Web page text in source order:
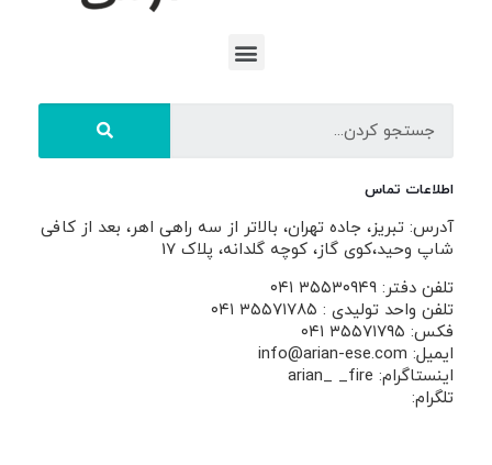
اطلاعات تماس
آدرس: تبریز، جاده تهران، بالاتر از سه راهی اهر، بعد از کافی
شاپ وحید،کوی گاز، کوچه گلدانه، پلاک 17
تلفن دفتر: ۳۵۵۳۰۹۴۹ ۰۴۱
تلفن واحد تولیدی : ۳۵۵۷۱۷۸۵ ۰۴۱
فکس: ۳۵۵۷۱۷۹۵ ۰۴۱
ایمیل: info@arian-ese.com
اینستاگرام: arian_ _fire
تلگرام: